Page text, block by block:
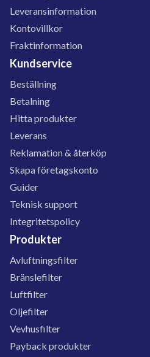
Leveransinformation
Kontovillkor
Fraktinformation
Kundservice
Beställning
Betalning
Hitta produkter
Leverans
Reklamation & återköp
Skapa företagskonto
Guider
Teknisk support
Integritetspolicy
Produkter
Avluftningsfilter
Bränslefilter
Luftfilter
Oljefilter
Vevhusfilter
Payback produkter